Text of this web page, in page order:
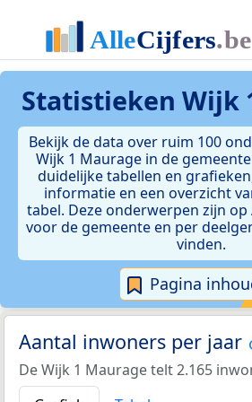
Statistieken Wijk
Bekijk de data over ruim 100
Wijk 1 Maurage in de
duidelijke tabellen en
informatie en een overzicht
tabel. Deze onderwerpen zijn
voor de gemeente en per
vinden.
Pagina
Aantal inwoners per jaar
De Wijk 1 Maurage telt 2.165